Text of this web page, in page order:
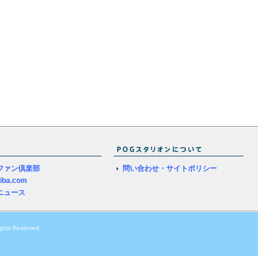
ァン倶楽部
ュース
問い合わせ・サイトポリシー
Reserved.